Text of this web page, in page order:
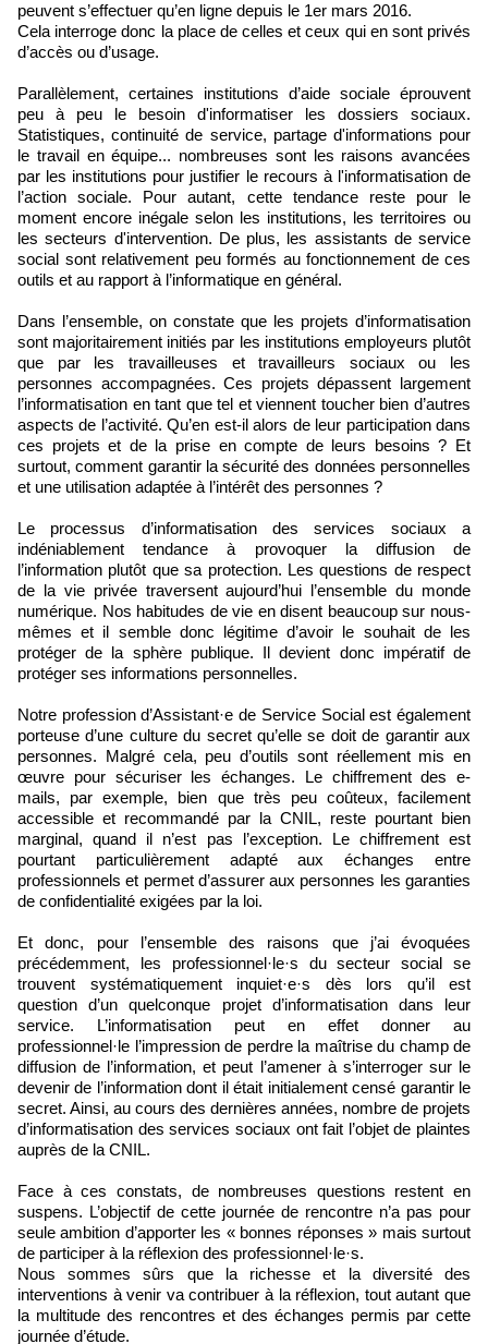
peuvent s’effectuer qu’en ligne depuis le 1er mars 2016.
Cela interroge donc la place de celles et ceux qui en sont privés
d’accès ou d’usage.
Parallèlement, certaines institutions d’aide sociale éprouvent
peu à peu le besoin d'informatiser les dossiers sociaux.
Statistiques, continuité de service, partage d'informations pour
le travail en équipe... nombreuses sont les raisons avancées
par les institutions pour justifier le recours à l'informatisation de
l’action sociale. Pour autant, cette tendance reste pour le
moment encore inégale selon les institutions, les territoires ou
les secteurs d'intervention. De plus, les assistants de service
social sont relativement peu formés au fonctionnement de ces
outils et au rapport à l’informatique en général.
Dans l’ensemble, on constate que les projets d’informatisation
sont majoritairement initiés par les institutions employeurs plutôt
que par les travailleuses et travailleurs sociaux ou les
personnes accompagnées. Ces projets dépassent largement
l’informatisation en tant que tel et viennent toucher bien d’autres
aspects de l’activité. Qu’en est-il alors de leur participation dans
ces projets et de la prise en compte de leurs besoins ? Et
surtout, comment garantir la sécurité des données personnelles
et une utilisation adaptée à l’intérêt des personnes ?
Le processus d’informatisation des services sociaux a
indéniablement tendance à provoquer la diffusion de
l’information plutôt que sa protection. Les questions de respect
de la vie privée traversent aujourd’hui l’ensemble du monde
numérique. Nos habitudes de vie en disent beaucoup sur nous-
mêmes et il semble donc légitime d’avoir le souhait de les
protéger de la sphère publique. Il devient donc impératif de
protéger ses informations personnelles.
Notre profession d’Assistant·e de Service Social est également
porteuse d’une culture du secret qu’elle se doit de garantir aux
personnes. Malgré cela, peu d’outils sont réellement mis en
œuvre pour sécuriser les échanges. Le chiffrement des e-
mails, par exemple, bien que très peu coûteux, facilement
accessible et recommandé par la CNIL, reste pourtant bien
marginal, quand il n’est pas l’exception. Le chiffrement est
pourtant particulièrement adapté aux échanges entre
professionnels et permet d’assurer aux personnes les garanties
de confidentialité exigées par la loi.
Et donc, pour l’ensemble des raisons que j’ai évoquées
précédemment, les professionnel·le·s du secteur social se
trouvent systématiquement inquiet·e·s dès lors qu’il est
question d’un quelconque projet d’informatisation dans leur
service. L’informatisation peut en effet donner au
professionnel·le l’impression de perdre la maîtrise du champ de
diffusion de l’information, et peut l’amener à s’interroger sur le
devenir de l’information dont il était initialement censé garantir le
secret. Ainsi, au cours des dernières années, nombre de projets
d’informatisation des services sociaux ont fait l’objet de plaintes
auprès de la CNIL.
Face à ces constats, de nombreuses questions restent en
suspens. L’objectif de cette journée de rencontre n’a pas pour
seule ambition d’apporter les « bonnes réponses » mais surtout
de participer à la réflexion des professionnel·le·s.
Nous sommes sûrs que la richesse et la diversité des
interventions à venir va contribuer à la réflexion, tout autant que
la multitude des rencontres et des échanges permis par cette
journée d’étude.